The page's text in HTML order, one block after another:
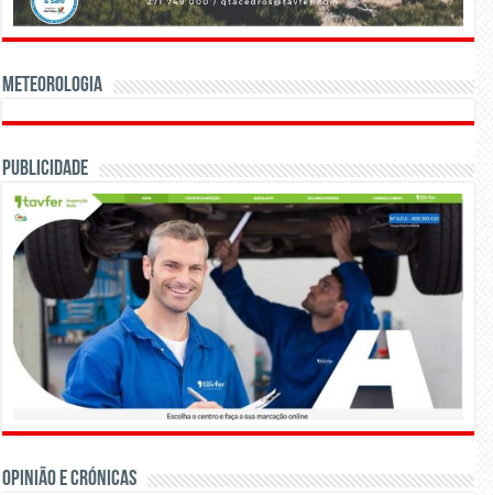
Meteorologia
Publicidade
OPINIÃO E CRÓNICAS